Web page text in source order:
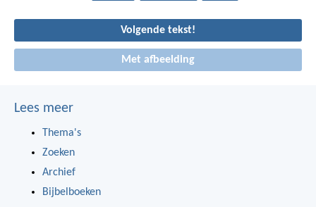
Volgende tekst!
Met afbeelding
Lees meer
Thema's
Zoeken
Archief
Bijbelboeken